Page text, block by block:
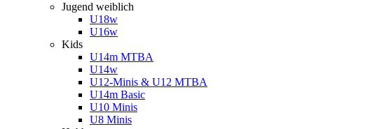
Jugend weiblich
U18w
U16w
Kids
U14m MTBA
U14w
U12-Minis & U12 MTBA
U14m Basic
U10 Minis
U8 Minis